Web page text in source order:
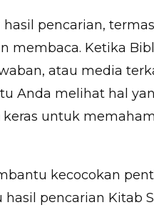
pencarian,
membaca. Ketika
atau media
Anda melihat hal
untuk
kecocokan
pencarian Kitab